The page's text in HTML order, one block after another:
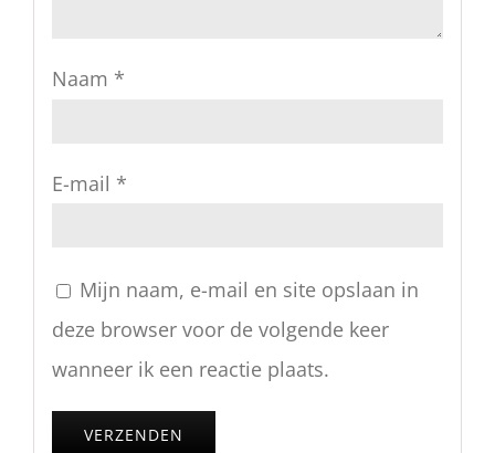
Naam *
E-mail *
Mijn naam, e-mail en site opslaan in
deze browser voor de volgende keer
wanneer ik een reactie plaats.